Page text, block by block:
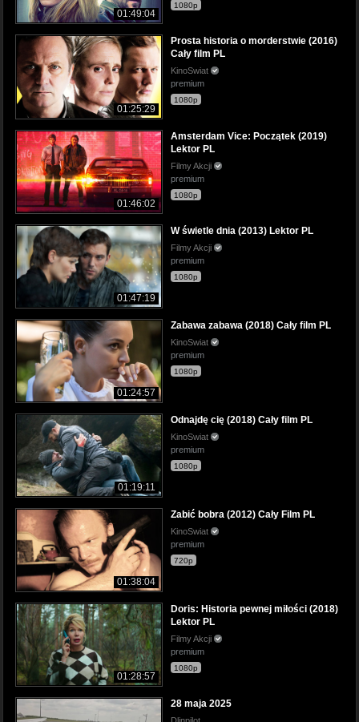
01:49:04
1080p
01:25:29
Prosta historia o morderstwie (2016)
Cały film PL
KinoSwiat
premium
1080p
01:46:02
Amsterdam Vice: Początek (2019)
Lektor PL
Filmy Akcji
premium
1080p
01:47:19
W świetle dnia (2013) Lektor PL
Filmy Akcji
premium
1080p
01:24:57
Zabawa zabawa (2018) Cały film PL
KinoSwiat
premium
1080p
01:19:11
Odnajdę cię (2018) Cały film PL
KinoSwiat
premium
1080p
01:38:04
Zabić bobra (2012) Cały Film PL
KinoSwiat
premium
720p
01:28:57
Doris: Historia pewnej miłości (2018)
Lektor PL
Filmy Akcji
premium
1080p
28 maja 2025